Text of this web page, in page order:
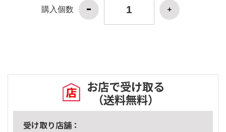
購入個数
お店で受け取る
（送料無料）
受け取り店舗：